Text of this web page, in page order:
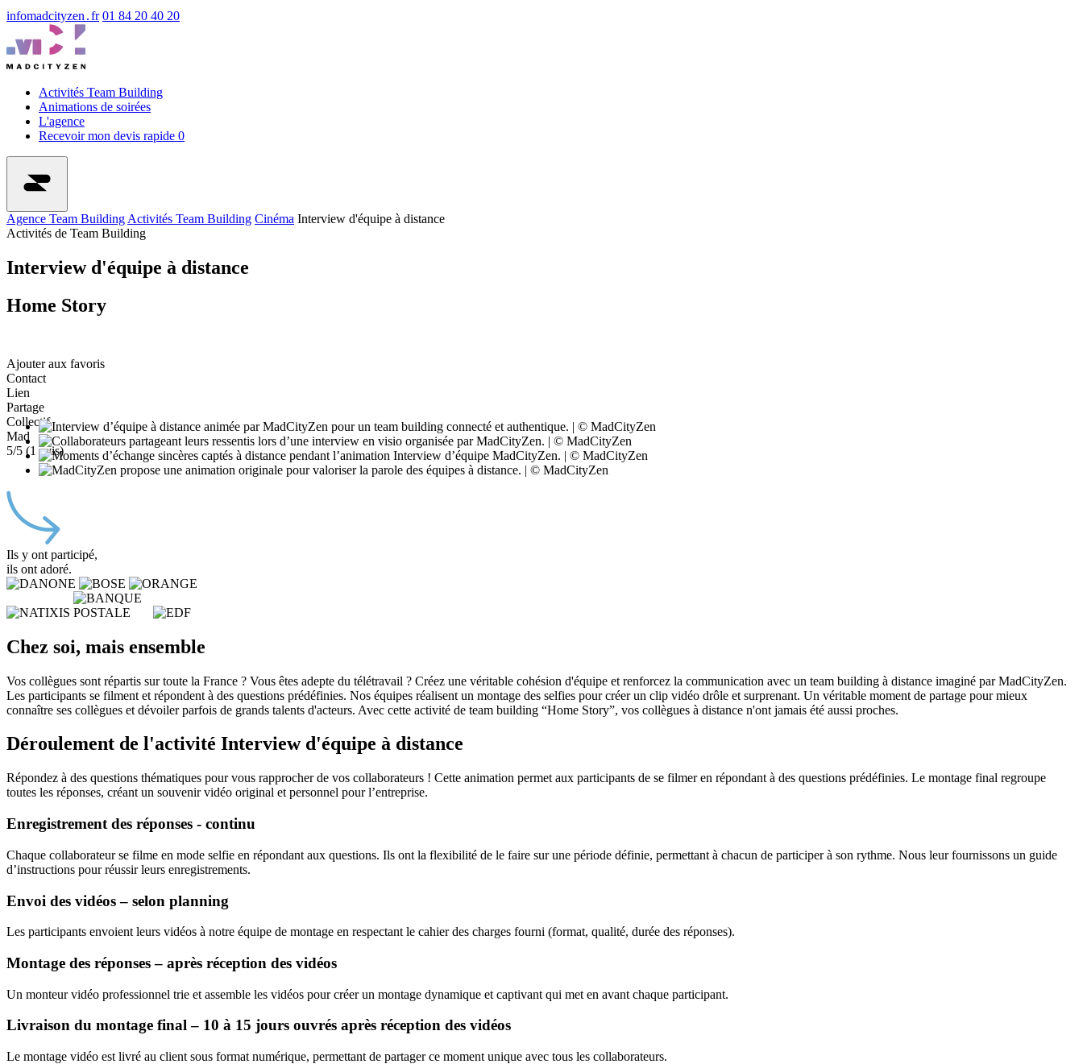
infomadcityzen․fr 01 84 20 40 20
Activités Team Building
Animations de soirées
L'agence
Recevoir mon devis rapide 0
Agence Team Building Activités Team Building Cinéma Interview d'équipe à distance
Activités de Team Building
Interview d'équipe à distance
Home Story
Ajouter aux favoris
Contact
Lien
Partage
Collectif
Mad
5/5 (1 avis)
Ils y ont participé,
ils ont adoré.
Chez soi, mais ensemble
Vos collègues sont répartis sur toute la France ? Vous êtes adepte du télétravail ? Créez une véritable cohésion d'équipe et renforcez la communication avec un team building à distance imaginé par MadCityZen.
Les participants se filment et répondent à des questions prédéfinies. Nos équipes réalisent un montage des selfies pour créer un clip vidéo drôle et surprenant. Un véritable moment de partage pour mieux
connaître ses collègues et dévoiler parfois de grands talents d'acteurs. Avec cette activité de team building “Home Story”, vos collègues à distance n'ont jamais été aussi proches.
Déroulement de l'activité Interview d'équipe à distance
Répondez à des questions thématiques pour vous rapprocher de vos collaborateurs ! Cette animation permet aux participants de se filmer en répondant à des questions prédéfinies. Le montage final regroupe
toutes les réponses, créant un souvenir vidéo original et personnel pour l’entreprise.
Enregistrement des réponses - continu
Chaque collaborateur se filme en mode selfie en répondant aux questions. Ils ont la flexibilité de le faire sur une période définie, permettant à chacun de participer à son rythme. Nous leur fournissons un guide
d’instructions pour réussir leurs enregistrements.
Envoi des vidéos – selon planning
Les participants envoient leurs vidéos à notre équipe de montage en respectant le cahier des charges fourni (format, qualité, durée des réponses).
Montage des réponses – après réception des vidéos
Un monteur vidéo professionnel trie et assemble les vidéos pour créer un montage dynamique et captivant qui met en avant chaque participant.
Livraison du montage final – 10 à 15 jours ouvrés après réception des vidéos
Le montage vidéo est livré au client sous format numérique, permettant de partager ce moment unique avec tous les collaborateurs.